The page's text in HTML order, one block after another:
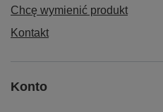
Chcę wymienić produkt
Kontakt
Konto